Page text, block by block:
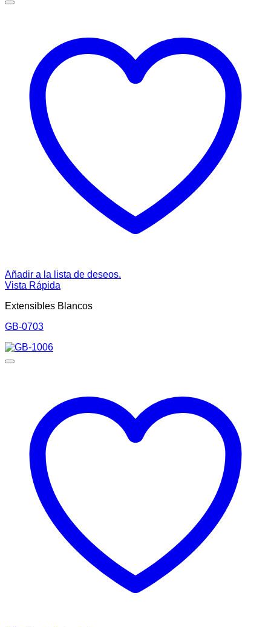
Añadir a la lista de deseos.
Vista Rápida
Extensibles Blancos
GB-0703